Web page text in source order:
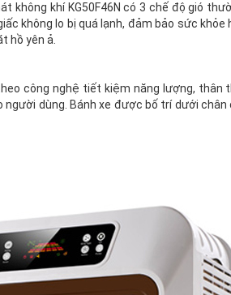
khí KG50F46N có 3 chế độ gió
không lo bị quá lạnh, đảm bảo sức
hồ yên ả.
công nghệ tiết kiệm năng lượng, thân
dùng. Bánh xe được bố trí dưới